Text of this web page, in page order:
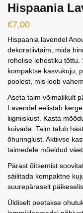
Hispaania
€7,00
Hispaania lavendel
dekoratiivtaim, mida
rohelise lehestiku
kompaktse kasvukuju,
poolest, mis loob
Aseta taim võimalikult
Lavendel eelistab
liigniiskust. Kasta
kuivada. Taim talub
õhuringlust. Aktiivse
taimedele mõeldud
Pärast õitsemist
säilitada kompaktne
suurepäraselt
Üldiselt peetakse